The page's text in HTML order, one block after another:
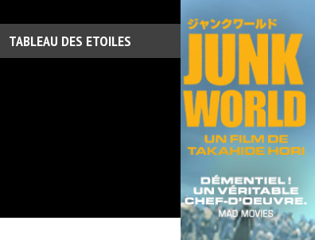
TABLEAU DES ETOILES